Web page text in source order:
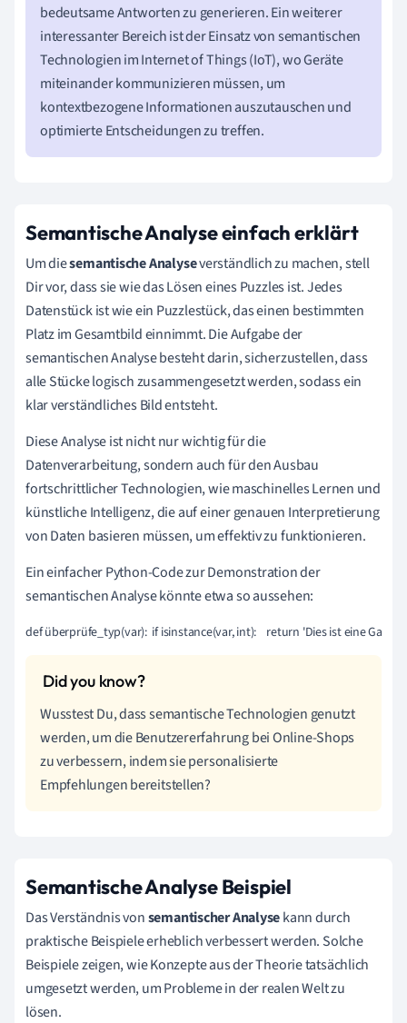
bedeutsame Antworten zu generieren. Ein weiterer
interessanter Bereich ist der Einsatz von semantischen
Technologien im Internet of Things (IoT), wo Geräte
miteinander kommunizieren müssen, um
kontextbezogene Informationen auszutauschen und
optimierte Entscheidungen zu treffen.
Semantische Analyse einfach erklärt
Um diesemantische Analyseverständlich zu machen, stell
Dir vor, dass sie wie das Lösen eines Puzzles ist. Jedes
Datenstück ist wie ein Puzzlestück, das einen bestimmten
Platz im Gesamtbild einnimmt. Die Aufgabe der
semantischen Analyse besteht darin, sicherzustellen, dass
alle Stücke logisch zusammengesetzt werden, sodass ein
klar verständliches Bild entsteht.
Diese Analyse ist nicht nur wichtig für die
Datenverarbeitung, sondern auch für den Ausbau
fortschrittlicher Technologien, wie maschinelles Lernen und
künstliche Intelligenz, die auf einer genauen Interpretierung
von Daten basieren müssen, um effektiv zu funktionieren.
Ein einfacher Python-Code zur Demonstration der
semantischen Analyse könnte etwa so aussehen:
def überprüfe_typ(var):  if isinstance(var, int):    return 'Dies ist eine
Wusstest Du, dass semantische Technologien genutzt
werden, um die Benutzererfahrung bei Online-Shops
zu verbessern, indem sie personalisierte
Empfehlungen bereitstellen?
Semantische Analyse Beispiel
Das Verständnis vonsemantischer Analysekann durch
praktische Beispiele erheblich verbessert werden. Solche
Beispiele zeigen, wie Konzepte aus der Theorie tatsächlich
umgesetzt werden, um Probleme in der realen Welt zu
lösen.